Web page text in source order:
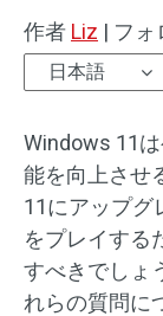
作者 Liz | フォ
日本語
Windows 11
能を向上させ
11にアップグ
をプレイする
すべきでしょ
れらの質問に